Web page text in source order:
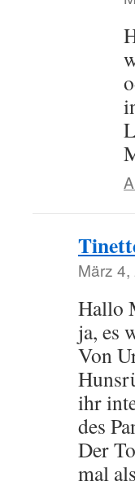
März
Hallo
ja, es
Von
ihr
des
Der
mal